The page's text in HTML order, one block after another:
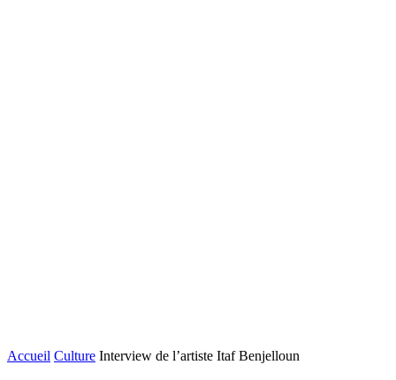
Accueil Culture Interview de l’artiste Itaf Benjelloun